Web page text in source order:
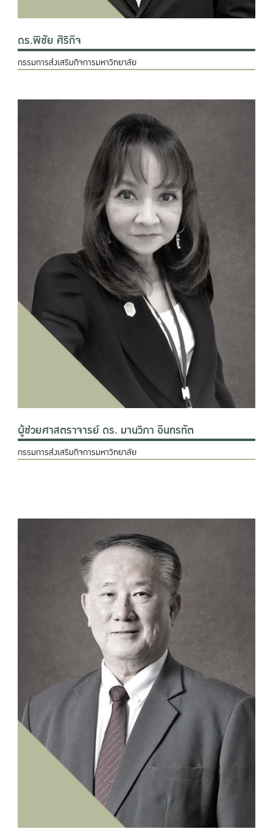
ดร.พิชัย ศิริกิจ
กรรมการส่งเสริมกิจการมหาวิทยาลัย
ผู้ช่วยศาสตราจารย์ ดร. มานวิภา อินทรทัต
กรรมการส่งเสริมกิจการมหาวิทยาลัย